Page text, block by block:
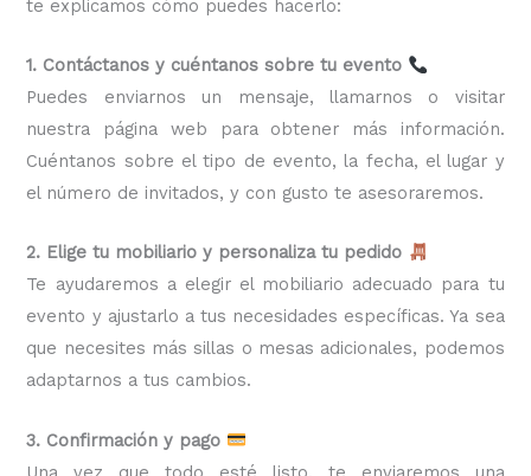
te explicamos cómo puedes hacerlo:
1. Contáctanos y cuéntanos sobre tu evento
Puedes enviarnos un mensaje, llamarnos o visitar
nuestra página web para obtener más información.
Cuéntanos sobre el tipo de evento, la fecha, el lugar y
el número de invitados, y con gusto te asesoraremos.
2. Elige tu mobiliario y personaliza tu pedido
Te ayudaremos a elegir el mobiliario adecuado para tu
evento y ajustarlo a tus necesidades específicas. Ya sea
que necesites más sillas o mesas adicionales, podemos
adaptarnos a tus cambios.
3. Confirmación y pago